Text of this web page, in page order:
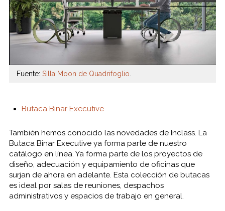
Fuente: Silla Moon de Quadrifoglio
Butaca Binar Executive
También hemos conocido las novedades de Inclass. La
Butaca Binar Executive ya forma parte de nuestro
catálogo en línea. Ya forma parte de los proyectos de
diseño, adecuación y equipamiento de oficinas que
surjan de ahora en adelante. Esta colección de butacas
es ideal por salas de reuniones, despachos
administrativos y espacios de trabajo en general.